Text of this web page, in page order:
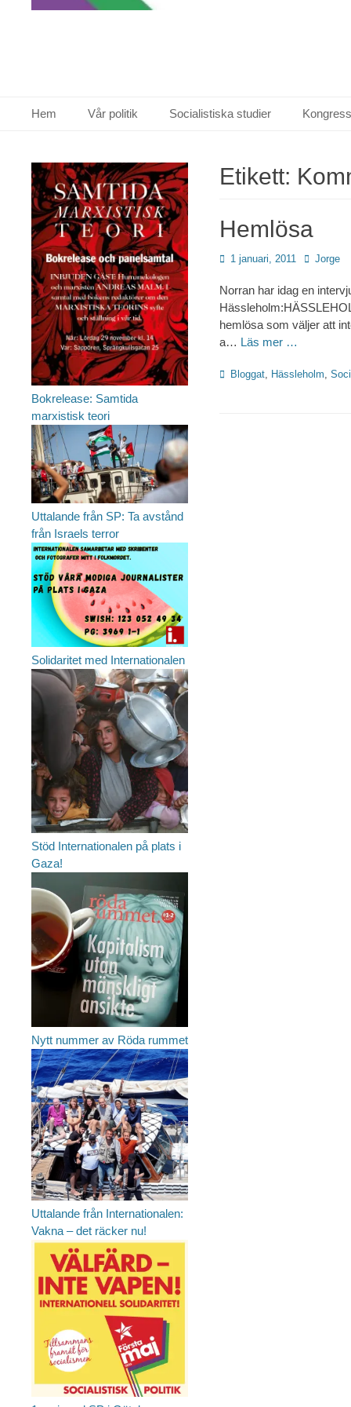
Primär meny
Hem Vår politik Socialistiska studier
Etikett:
Hemlösa
Publicerad
1 januari, 2011 Författare
Jorge
Norran har idag en
hemlösa som väljer att
a… Läs mer …
Kategorier
Bloggat Hässleholm
Bokrelease: Samtida
marxistisk teori
Uttalande från SP: Ta avstånd
från Israels terror
Solidaritet med Internationalen
Stöd Internationalen på plats i
Gaza!
Nytt nummer av Röda rummet
Uttalande från Internationalen:
Vakna – det räcker nu!